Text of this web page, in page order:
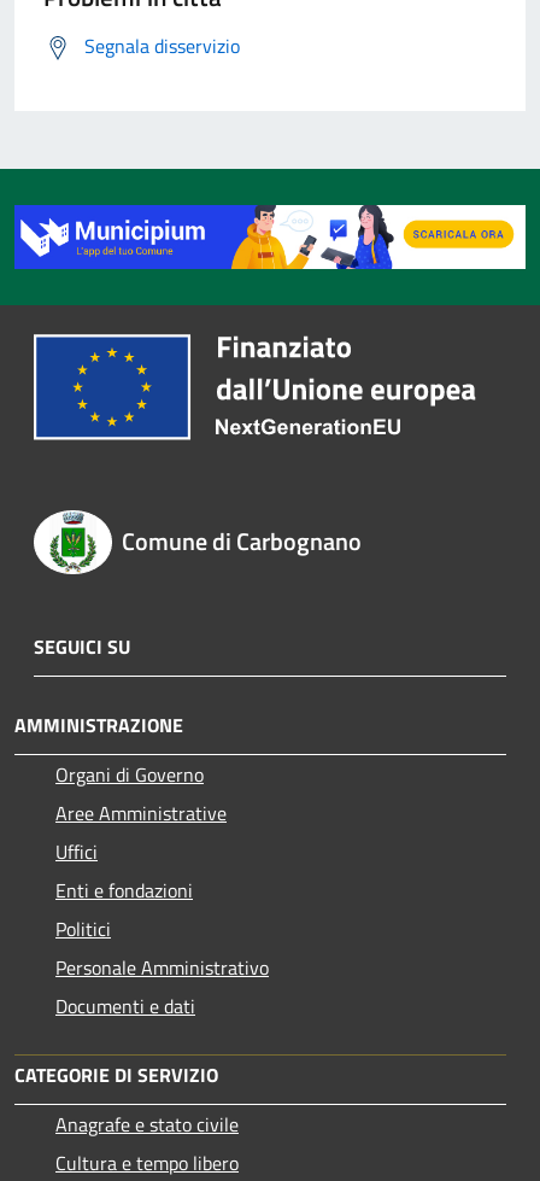
Segnala disservizio
Comune di Carbognano
SEGUICI SU
AMMINISTRAZIONE
Organi di Governo
Aree Amministrative
Uffici
Enti e fondazioni
Politici
Personale Amministrativo
Documenti e dati
CATEGORIE DI SERVIZIO
Anagrafe e stato civile
Cultura e tempo libero